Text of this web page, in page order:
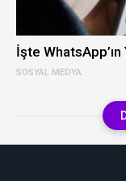
SOSYAL MEDYA
İşte